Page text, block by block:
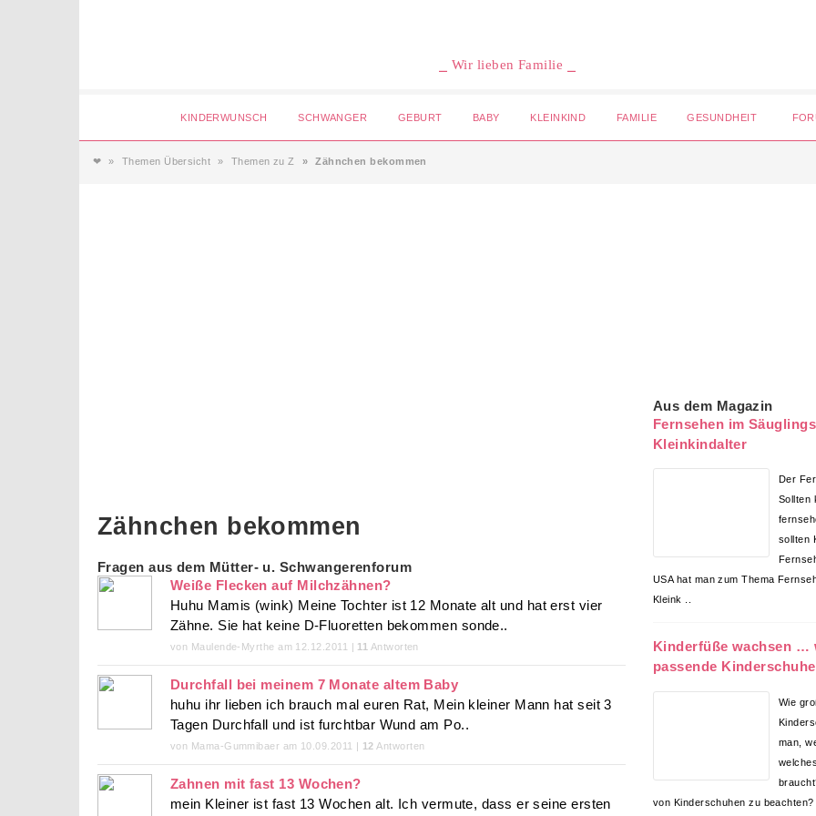
⎯ Wir lieben Familie ⎯
KINDERWUNSCH SCHWANGER GEBURT BABY KLEINKIND FAMILIE GESUNDHEIT
❤ Themen Übersicht Themen zu Z Zähnchen bekommen
Zähnchen bekommen
Fragen aus dem Mütter- u. Schwangerenforum
Weiße Flecken auf Milchzähnen?
Huhu Mamis (wink) Meine Tochter ist 12 Monate alt und hat erst vier
Zähne. Sie hat keine D-Fluoretten bekommen sonde..
von Maulende-Myrthe am 12.12.2011 | 11 Antworten
Durchfall bei meinem 7 Monate altem Baby
huhu ihr lieben ich brauch mal euren Rat, Mein kleiner Mann hat seit 3
Tagen Durchfall und ist furchtbar Wund am Po..
von Mama-Gummibaer am 10.09.2011 | 12 Antworten
Zahnen mit fast 13 Wochen?
mein Kleiner ist fast 13 Wochen alt. Ich vermute, dass er seine ersten
Aus dem Magazin
Fernsehen im
Kleinkindalter
Der
Sollten
sollten
USA hat man zum Thema
Kleink ..
Kinderfüße wachsen …
passende
Wie
man,
von Kinderschuhen zu